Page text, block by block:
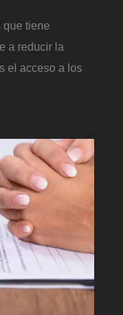
que tiene
a reducir la
el acceso a los